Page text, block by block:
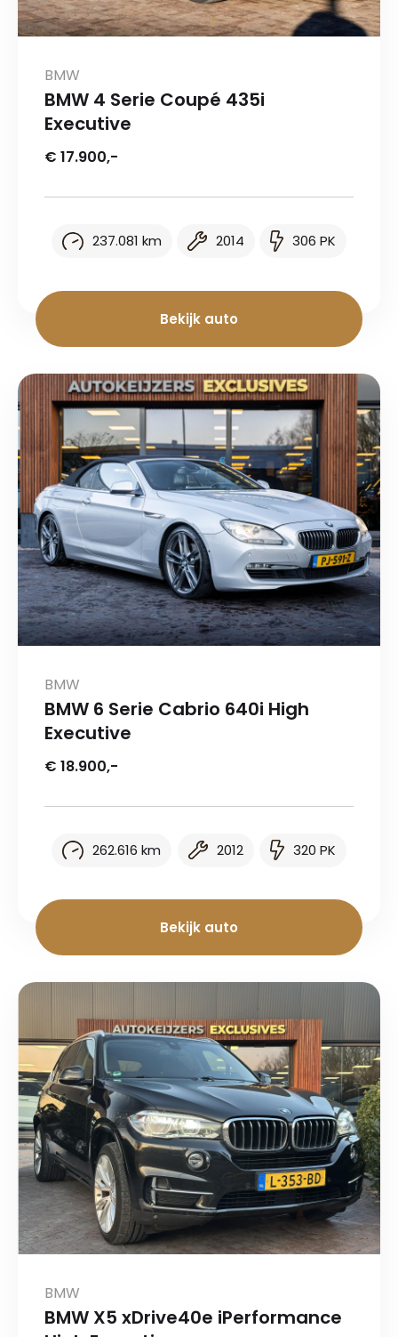
BMW
BMW 4 Serie Coupé 435i
Executive
€ 17.900,-
237.081 km 2014 306 PK
Bekijk auto
BMW
BMW 6 Serie Cabrio 640i High
Executive
€ 18.900,-
262.616 km 2012 320 PK
Bekijk auto
BMW
BMW X5 xDrive40e iPerformance